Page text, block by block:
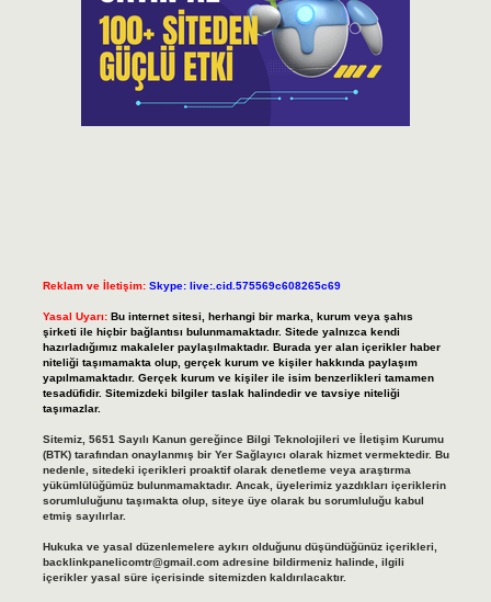
Reklam ve İletişim: Skype: live:.cid.575569c608265c69
Yasal Uyarı: Bu internet sitesi, herhangi bir marka, kurum veya şahıs
şirketi ile hiçbir bağlantısı bulunmamaktadır. Sitede yalnızca kendi
hazırladığımız makaleler paylaşılmaktadır. Burada yer alan içerikler haber
niteliği taşımamakta olup, gerçek kurum ve kişiler hakkında paylaşım
yapılmamaktadır. Gerçek kurum ve kişiler ile isim benzerlikleri tamamen
tesadüfidir. Sitemizdeki bilgiler taslak halindedir ve tavsiye niteliği
taşımazlar.
Sitemiz, 5651 Sayılı Kanun gereğince Bilgi Teknolojileri ve İletişim Kurumu
(BTK) tarafından onaylanmış bir Yer Sağlayıcı olarak hizmet vermektedir. Bu
nedenle, sitedeki içerikleri proaktif olarak denetleme veya araştırma
yükümlülüğümüz bulunmamaktadır. Ancak, üyelerimiz yazdıkları içeriklerin
sorumluluğunu taşımakta olup, siteye üye olarak bu sorumluluğu kabul
etmiş sayılırlar.
Hukuka ve yasal düzenlemelere aykırı olduğunu düşündüğünüz içerikleri,
backlinkpanelicomtr@gmail.comadresine bildirmeniz halinde, ilgili
içerikler yasal süre içerisinde sitemizden kaldırılacaktır.